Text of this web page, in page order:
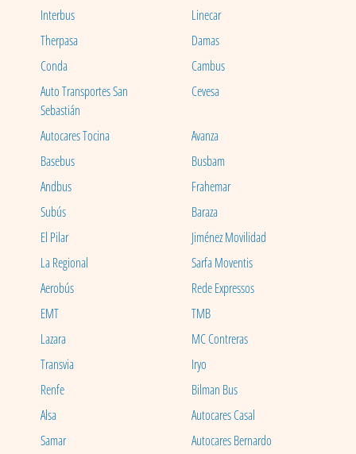
Interbus
Linecar
Therpasa
Damas
Conda
Cambus
Auto Transportes San
Sebastián
Cevesa
Autocares Tocina
Avanza
Basebus
Busbam
Andbus
Frahemar
Subús
Baraza
El Pilar
Jiménez Movilidad
La Regional
Sarfa Moventis
Aerobús
Rede Expressos
EMT
TMB
Lazara
MC Contreras
Transvia
Iryo
Renfe
Bilman Bus
Alsa
Autocares Casal
Samar
Autocares Bernardo